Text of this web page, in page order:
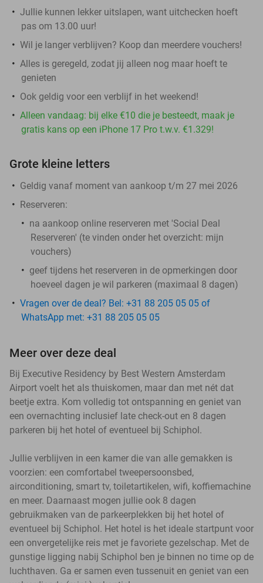
Jullie kunnen lekker uitslapen, want uitchecken hoeft
pas om 13.00 uur!
Wil je langer verblijven? Koop dan meerdere vouchers!
Alles is geregeld, zodat jij alleen nog maar hoeft te
genieten
Ook geldig voor een verblijf in het weekend!
Alleen vandaag: bij elke €10 die je besteedt, maak je
gratis kans op een iPhone 17 Pro t.w.v. €1.329!
Grote kleine letters
Geldig vanaf moment van aankoop t/m 27 mei 2026
Reserveren:
na aankoop online reserveren met 'Social Deal
Reserveren' (te vinden onder het overzicht: mijn
vouchers)
geef tijdens het reserveren in de opmerkingen door
hoeveel dagen je wil parkeren (maximaal 8 dagen)
Vragen over de deal? Bel: +31 88 205 05 05 of
WhatsApp met: +31 88 205 05 05
Meer over deze deal
Bij Executive Residency by Best Western Amsterdam
Airport voelt het als thuiskomen, maar dan met nét dat
beetje extra. Kom volledig tot ontspanning en geniet van
een overnachting inclusief late check-out en 8 dagen
parkeren bij het hotel of eventueel bij Schiphol.
Jullie verblijven in een kamer die van alle gemakken is
voorzien: een comfortabel tweepersoonsbed,
airconditioning, smart tv, toiletartikelen, wifi, koffiemachine
en meer. Daarnaast mogen jullie ook 8 dagen
gebruikmaken van de parkeerplekken bij het hotel of
eventueel bij Schiphol. Het hotel is het ideale startpunt voor
een onvergetelijke reis met je favoriete gezelschap. Met de
gunstige ligging nabij Schiphol ben je binnen no time op de
luchthaven. Ga er samen even tussenuit en geniet van een